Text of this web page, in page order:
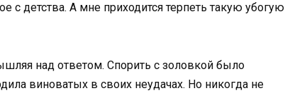
с детства. А мне приходится терпеть такую убогую
над ответом. Спорить с золовкой было
виноватых в своих неудачах. Но никогда не